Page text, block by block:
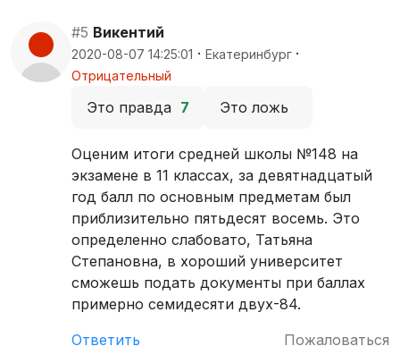
#5 Викентий
2020-08-07 14:25:01 · Екатеринбург ·
Отрицательный
Это правда 7 Это ложь
Оценим итоги средней школы №148 на
экзамене в 11 классах, за девятнадцатый
год балл по основным предметам был
приблизительно пятьдесят восемь. Это
определенно слабовато, Татьяна
Степановна, в хороший университет
сможешь подать документы при баллах
примерно семидесяти двух-84.
Ответить
Пожаловаться